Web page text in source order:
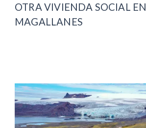
OTRA VIVIENDA SOCIAL EN
MAGALLANES